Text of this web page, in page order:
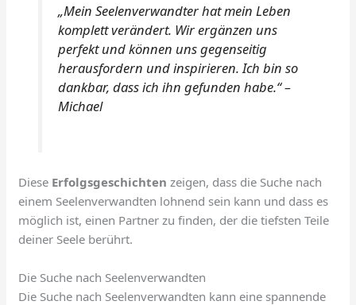
„Mein Seelenverwandter hat mein Leben
komplett verändert. Wir ergänzen uns
perfekt und können uns gegenseitig
herausfordern und inspirieren. Ich bin so
dankbar, dass ich ihn gefunden habe.“ –
Michael
Diese Erfolgsgeschichten zeigen, dass die Suche nach
einem Seelenverwandten lohnend sein kann und dass es
möglich ist, einen Partner zu finden, der die tiefsten Teile
deiner Seele berührt.
Die Suche nach Seelenverwandten
Die Suche nach Seelenverwandten kann eine spannende